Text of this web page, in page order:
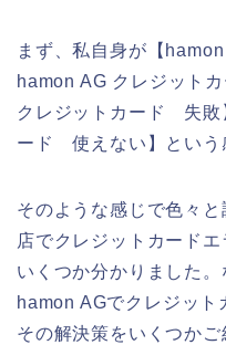
まず、私自身が【
hamon AG クレジット
クレジットカード 失敗
ード 使えない】という
そのような感じで色々
店でクレジットカード
いくつか分かりました
hamon AGでクレジット
その解決策をいくつかご